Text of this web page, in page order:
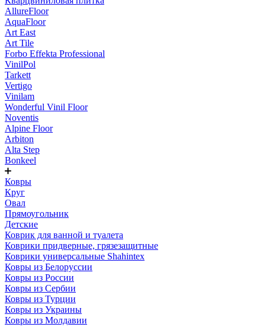
AllureFloor
AquaFloor
Art East
Art Tile
Forbo Effekta Professional
VinilPol
Tarkett
Vertigo
Vinilam
Wonderful Vinil Floor
Noventis
Alpine Floor
Arbiton
Alta Step
Bonkeel
Ковры
Круг
Овал
Прямоугольник
Детские
Коврик для ванной и туалета
Коврики придверные, грязезащитные
Коврики универсальные Shahintex
Ковры из Белоруссии
Ковры из России
Ковры из Сербии
Ковры из Турции
Ковры из Украины
Ковры из Молдавии